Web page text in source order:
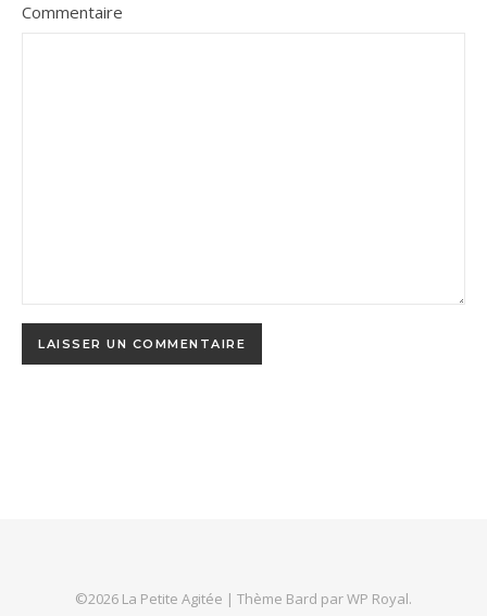
Commentaire
©2026 La Petite Agitée | Thème Bard parWP Royal.